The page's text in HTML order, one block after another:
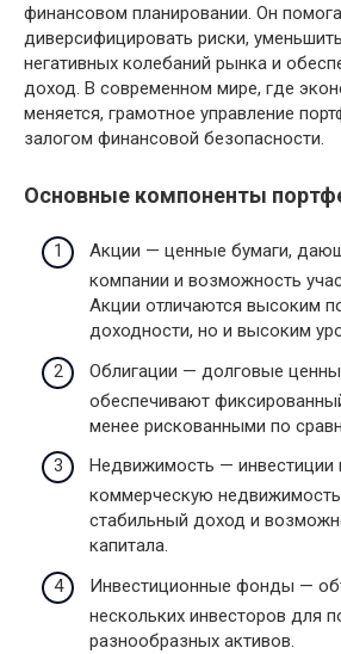
финансовом планировании. Он
диверсифицировать риски,
негативных колебаний рынка и
доход. В современном мире, где
меняется, грамотное управление
залогом финансовой безопасности.
Основные компоненты
Акции — ценные бумаги,
компании и возможность
Акции отличаются высоким
доходности, но и высоким
Облигации — долговые
обеспечивают
менее рискованными по
Недвижимость — инвестиции
коммерческую
стабильный доход и
капитала.
Инвестиционные фонды —
нескольких инвесторов для
разнообразных активов.